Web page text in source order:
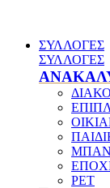
ΣΥΛΛΟΓΕΣ
ΣΥΛΛΟΓΕΣ
PET